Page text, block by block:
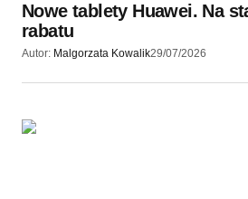
Nowe tablety Huawei. Na
rabatu
Autor: Malgorzata Kowalik29/07/2026